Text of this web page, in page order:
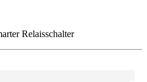
Relaisschalter